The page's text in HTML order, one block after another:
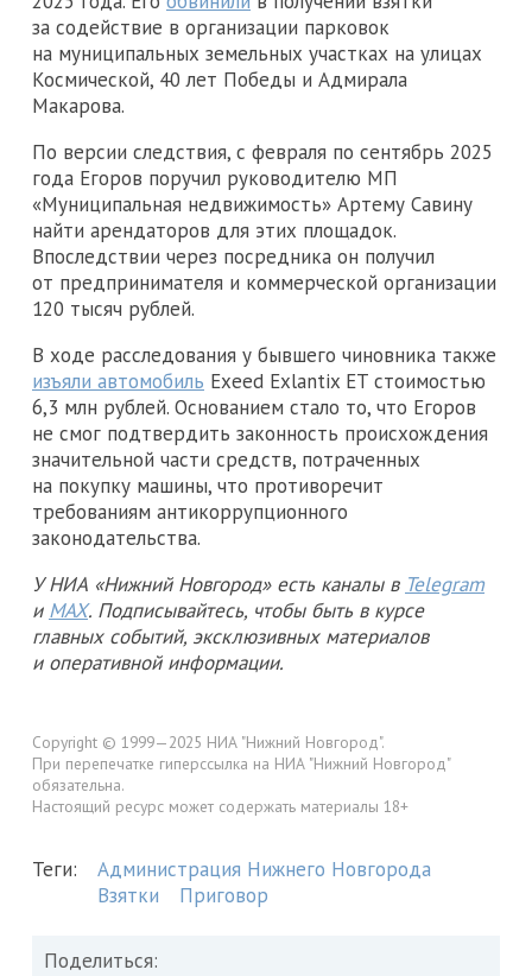
за содействие в организации парковок
на муниципальных земельных участках на улицах
Космической, 40 лет Победы и Адмирала
Макарова.
По версии следствия, с февраля по сентябрь 2025
года Егоров поручил руководителю МП
«Муниципальная недвижимость» Артему Савину
найти арендаторов для этих площадок.
Впоследствии через посредника он получил
от предпринимателя и коммерческой организации
120 тысяч рублей.
В ходе расследования у бывшего чиновника также
изъяли автомобиль Exeed Exlantix ET стоимостью
6,3 млн рублей. Основанием стало то, что Егоров
не смог подтвердить законность происхождения
значительной части средств, потраченных
на покупку машины, что противоречит
требованиям антикоррупционного
законодательства.
У НИА «Нижний Новгород» есть каналы в Telegram
и MAX. Подписывайтесь, чтобы быть в курсе
главных событий, эксклюзивных материалов
и оперативной информации.
Copyright © 1999—2025 НИА "Нижний Новгород".
При перепечатке гиперссылка на НИА "Нижний Новгород"
обязательна.
Настоящий ресурс может содержать материалы 18+
Теги:
Администрация Нижнего Новгорода
Взятки
Приговор
Поделиться: